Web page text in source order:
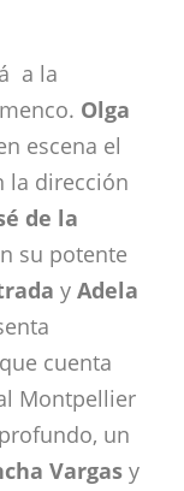
a la
Olga
escena el
la dirección
de la
su potente
y Adela
cuenta
Montpellier
un
Vargas y